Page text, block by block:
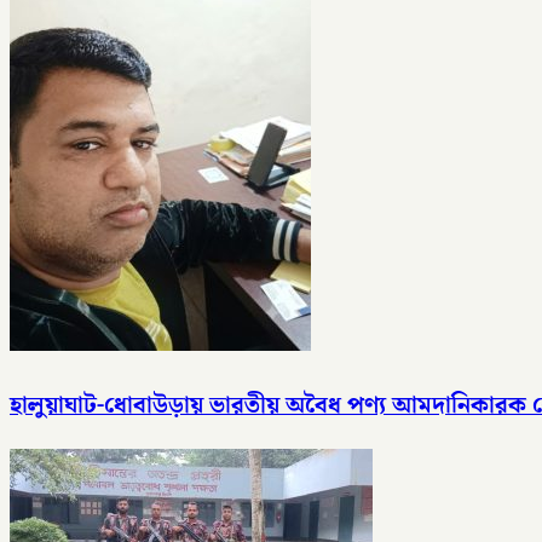
হালুয়াঘাট-ধোবাউড়ায় ভারতীয় অবৈধ পণ্য